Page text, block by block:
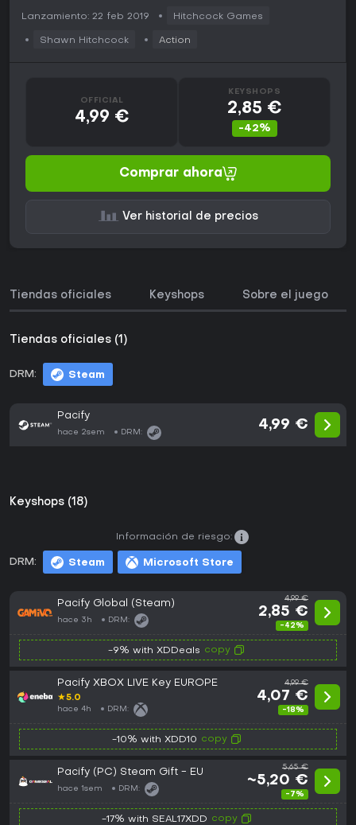
Lanzamiento: 22 feb 2019 Hitchcock Games
Shawn Hitchcock Action
OFFICIAL
4,99 €
KEYSHOPS
2,85 €
-42%
Comprar ahora
Ver historial de precios
Tiendas oficiales Keyshops Sobre el juego
Tiendas oficiales (1)
DRM: Steam
Pacify
hace 2sem DRM:
4,99 €
Keyshops (18)
DRM: Steam Microsoft Store
Información de riesgo:
Pacify Global (Steam)
hace 3h DRM:
4,99 €
2,85 €
-42%
-9% with XDDeals copy
Pacify XBOX LIVE Key EUROPE
★5.0
hace 4h DRM:
4,99 €
4,07 €
-18%
-10% with XDD10 copy
Pacify (PC) Steam Gift - EU
hace 1sem DRM:
5,65 €
~5,20 €
-7%
-17% with SEAL17XDD copy